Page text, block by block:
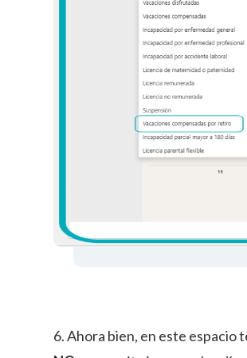
6. Ahora bien, en este espacio